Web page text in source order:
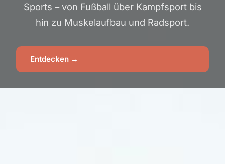
Sports – von Fußball über Kampfsport bis
hin zu Muskelaufbau und Radsport.
Entdecken →